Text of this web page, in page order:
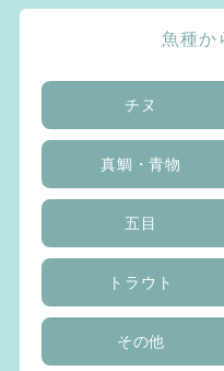
魚種か
チヌ
真鯛・青物
五目
トラウト
その他